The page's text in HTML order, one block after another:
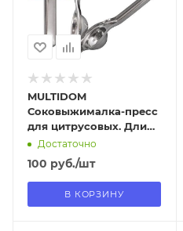
Нет
MULTIDOM
Соковыжималка-пресс
для цитрусовых. Длина
20,5 см. Диаметр 6,5 см.
VL53-175
Достаточно
100 руб./шт
В КОРЗИНУ